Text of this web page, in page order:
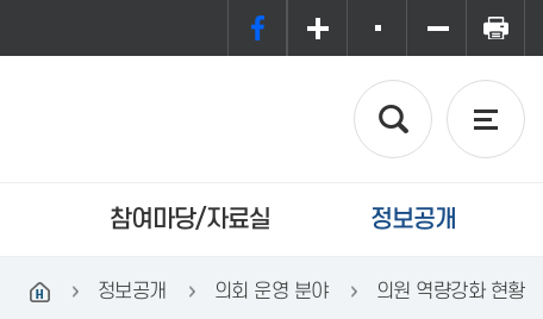
참여마당/자료실 정보공개
정보공개 의회 운영 분야 의원 역량강화 현황